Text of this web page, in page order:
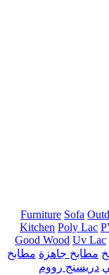
Furniture Sofa
Kitchen Poly Lac
Good Wood Uv Lac
مطابخ جاهزة مطابخ
دريسنج رووم